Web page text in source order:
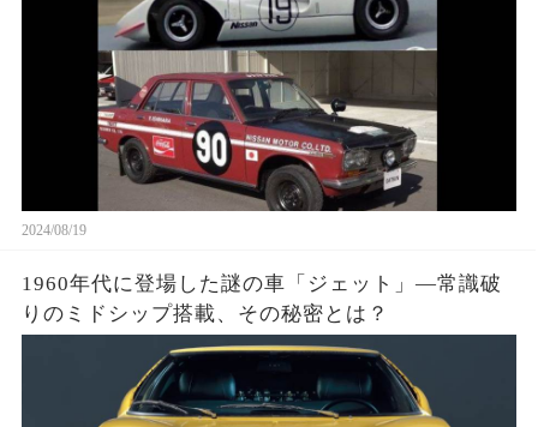
2024/08/19
1960年代に登場した謎の車「ジェット」—常識破
りのミドシップ搭載、その秘密とは？